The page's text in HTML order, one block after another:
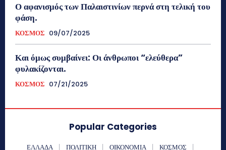
Ο αφανισμός των Παλαιστινίων περνά στη τελική του
φάση.
ΚΟΣΜΟΣ 09/07/2025
Και όμως συμβαίνει: Οι άνθρωποι “ελεύθερα”
φυλακίζονται.
ΚΟΣΜΟΣ 07/21/2025
Popular Categories
ΕΛΛΑΔΑ ΠΟΛΙΤΙΚΗ ΟΙΚΟΝΟΜΙΑ
ΚΟΣΜΟΣ